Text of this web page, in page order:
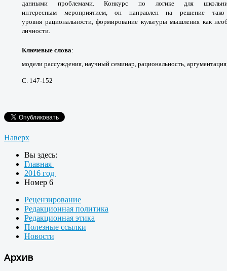
данными проблемами. Конкурс по логике для
интересным мероприятием, он направлен на решение
уровня рациональности, формирование культуры мышления как
личности.
Ключевые слова:
модели рассуждения, научный семинар, рациональность,
С. 147-152
Наверх
Вы здесь:
Главная
2016 год
Номер 6
Рецензирование
Редакционная политика
Редакционная этика
Полезные ссылки
Новости
Архив